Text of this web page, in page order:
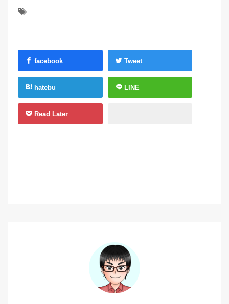
facebook Tweet
hatebu LINE
Read Later